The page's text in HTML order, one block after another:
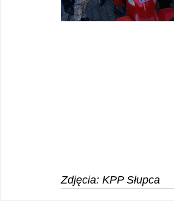
Zdjęcia: KPP Słupca